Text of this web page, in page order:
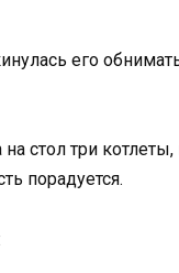
его
стол три
порадуется.